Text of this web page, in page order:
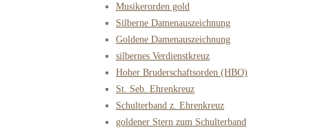
Musikerorden gold
Silberne Damenauszeichnung
Goldene Damenauszeichnung
silbernes Verdienstkreuz
Hoher Bruderschaftsorden (HBO)
St. Seb. Ehrenkreuz
Schulterband z. Ehrenkreuz
goldener Stern zum Schulterband